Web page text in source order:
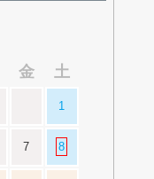
金 土
1
7 8